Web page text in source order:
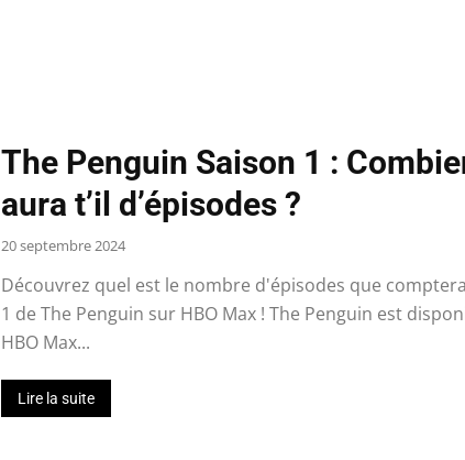
The Penguin Saison 1 :
aura t’il d’épisodes ?
20 septembre 2024
Découvrez quel est le nombre d'épisodes que
1 de The Penguin sur HBO Max ! The Penguin est
HBO Max...
Lire la suite